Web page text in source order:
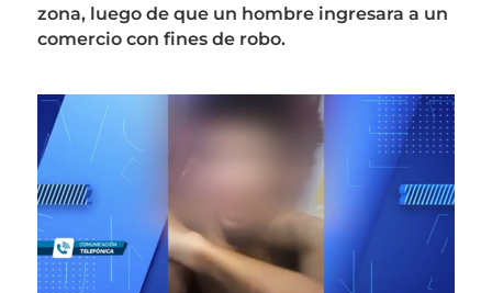
zona, luego de que un hombre ingresara a un
comercio con fines de robo.